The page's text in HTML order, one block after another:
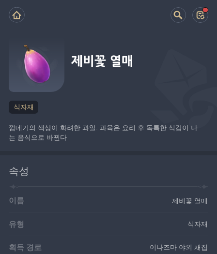
제비꽃 열매
식자재
껍데기의 색상이 화려한 과일. 과육은 요리 후 독특한 식감이 나
는 음식으로 바뀐다
속성
이름 제비꽃 열매
유형 식자재
획득 경로 이나즈마 야외 채집